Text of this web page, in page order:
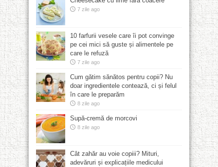
7 zile ago
10 farfurii vesele care îi pot convinge
pe cei mici să guste și alimentele pe
care le refuză
7 zile ago
Cum gătim sănătos pentru copii? Nu
doar ingredientele contează, ci și felul
în care le preparăm
8 zile ago
Supă-cremă de morcovi
8 zile ago
Cât zahăr au voie copiii? Mituri,
adevăruri și explicațiile medicului